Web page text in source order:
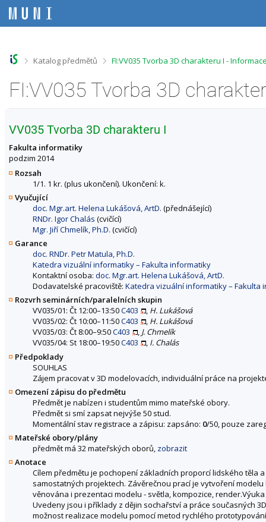
e
e
e
e
>Katalog předmětů >
FI:VV035 Tvorba 3D charakteru I -
FI:VV035 Tvorba 3D
VV035 Tvorba 3D charakteru I
Fakulta informatiky
podzim 2014
Rozsah
1/1. 1 kr. (plus ukončení). Ukončení: k.
Vyučující
doc. Mgr.art. Helena Lukášová, ArtD. (přednášející)
RNDr. Igor Chalás (cvičící)
Mgr. Jiří Chmelík, Ph.D. (cvičící)
Garance
doc. RNDr. Petr Matula, Ph.D.
Katedra vizuální informatiky – Fakulta informatiky
Kontaktní osoba: doc. Mgr.art. Helena Lukášová, ArtD.
Dodavatelské pracoviště: Katedra vizuální informatiky – Fakulta
Rozvrh seminárních/paralelních skupin
VV035/01: Čt 12:00–13:50C403 , H. Lukášová
VV035/02: Čt 10:00–11:50C403 , H. Lukášová
VV035/03: Čt 8:00–9:50C403 , J. Chmelík
VV035/04: St 18:00–19:50C403 , I. Chalás
Předpoklady
SOUHLAS
Zájem pracovat v 3D modelovacích, individuální práce na
Omezení zápisu do předmětu
Předmět je nabízen i studentům mimo mateřské obory.
Předmět si smí zapsat nejvýše 50 stud.
Momentální stav registrace a zápisu: zapsáno: 0/50, pouze
Mateřské obory/plány
předmět má 32 mateřských oborů, zobrazit
Anotace
Cílem předmětu je pochopení základních proporcí lidského těla
samostatných projektech. Závěrečnou prací je vytvoření
věnována i prezentaci modelu - světla, kompozice,
Uvedeny jsou i příklady z dějin sochařství a práce současných
možnost realizace modelu pomocí metod rychlého